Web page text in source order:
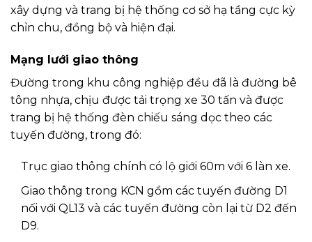
xây dựng và trang bị hệ thống cơ sở hạ tầng cực kỳ
chỉn chu, đồng bộ và hiện đại.
Mạng lưới giao thông
Đường trong khu công nghiệp đều đã là đường bê
tông nhựa, chịu được tải trọng xe 30 tấn và được
trang bị hệ thống đèn chiếu sáng dọc theo các
tuyến đường, trong đó:
Trục giao thông chính có lộ giới 60m với 6 làn xe.
Giao thông trong KCN gồm các tuyến đường D1
nối với QL13 và các tuyến đường còn lại từ D2 đến
D9.